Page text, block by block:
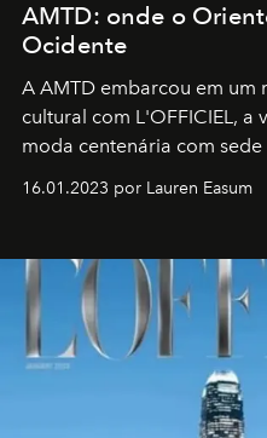
AMTD: onde o
Ocidente
A AMTD embarcou em um
cultural com L'OFFICIEL, a
moda centenária com sede
16.01.2023 por Lauren Easum